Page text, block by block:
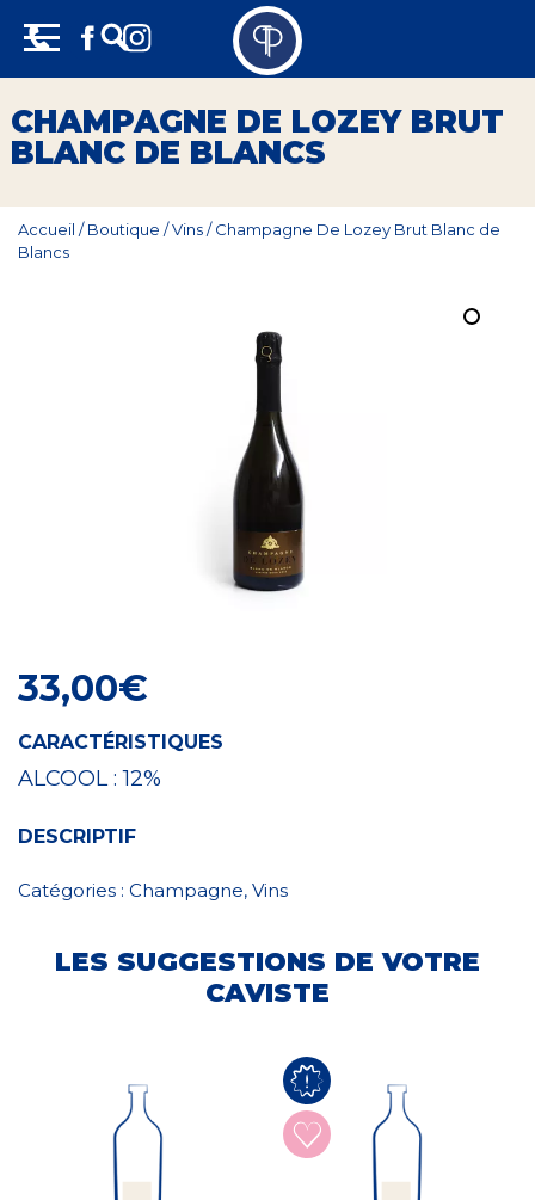
content
CHAMPAGNE DE LOZEY BRUT
BLANC DE BLANCS
Accueil /Boutique /Vins/Champagne De Lozey Brut Blanc de
Blancs
33,00€
CARACTÉRISTIQUES
ALCOOL :12%
DESCRIPTIF
Catégories : Champagne, Vins
LES SUGGESTIONS DE VOTRE
CAVISTE
Champagne
Whisky
Panneau de gestion des cookies